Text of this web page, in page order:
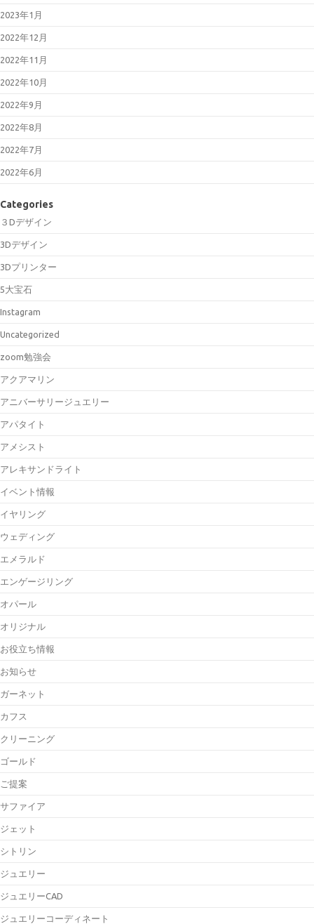
2023年1月
2022年12月
2022年11月
2022年10月
2022年9月
2022年8月
2022年7月
2022年6月
Categories
３Dデザイン
3Dデザイン
3Dプリンター
5大宝石
Instagram
Uncategorized
zoom勉強会
アクアマリン
アニバーサリージュエリー
アパタイト
アメシスト
アレキサンドライト
イベント情報
イヤリング
ウェディング
エメラルド
エンゲージリング
オパール
オリジナル
お役立ち情報
お知らせ
ガーネット
カフス
クリーニング
ゴールド
ご提案
サファイア
ジェット
シトリン
ジュエリー
ジュエリーCAD
ジュエリーコーディネート